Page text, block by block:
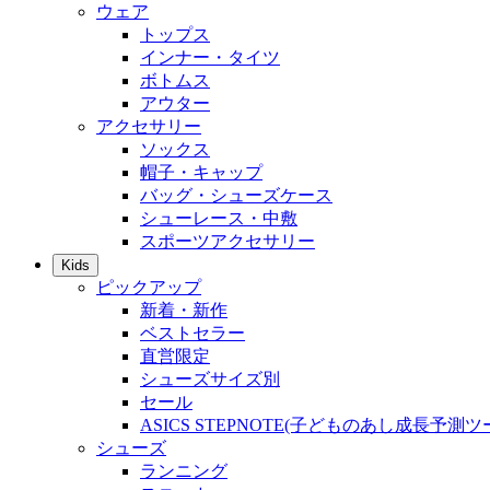
ウェア
トップス
インナー・タイツ
ボトムス
アウター
アクセサリー
ソックス
帽子・キャップ
バッグ・シューズケース
シューレース・中敷
スポーツアクセサリー
Kids
ピックアップ
新着・新作
ベストセラー
直営限定
シューズサイズ別
セール
ASICS STEPNOTE(子どものあし成長予測ツ
シューズ
ランニング